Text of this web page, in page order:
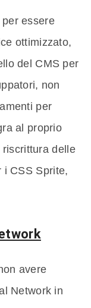
essere
ottimizzato,
del CMS per
non
per
al proprio
delle
i CSS Sprite,
avere
Network in